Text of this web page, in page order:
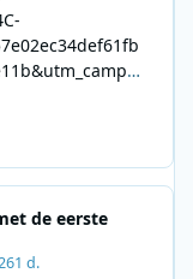
de eerste
1 d.